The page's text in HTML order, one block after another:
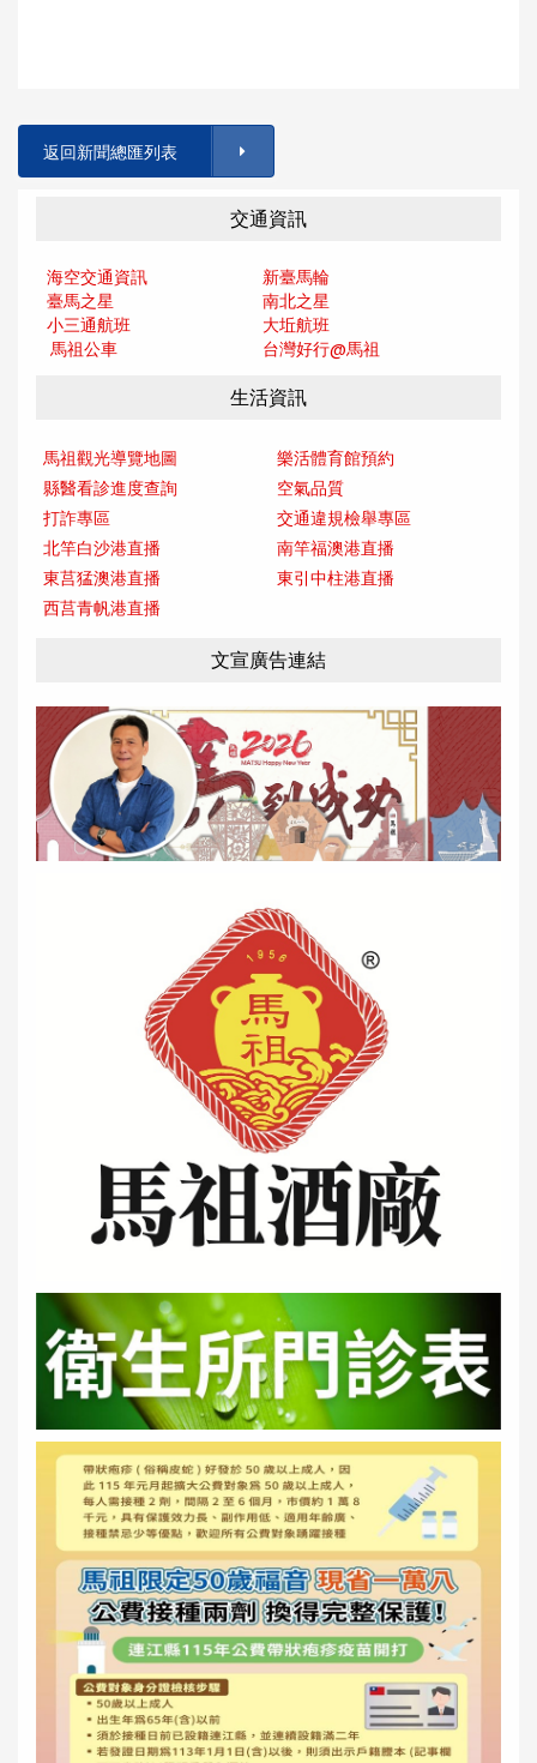
返回新聞總匯列表
交通資訊
海空交通資訊
新臺馬輪
臺馬之星
南北之星
小三通航班
大坵航班
馬祖公車
台灣好行@馬祖
生活資訊
馬祖觀光導覽地圖
樂活體育館預約
縣醫看診進度查詢
空氣品質
打詐專區
交通違規檢舉專區
北竿白沙港直播
南竿福澳港直播
東莒猛澳港直播
東引中柱港直播
西莒青帆港直播
文宣廣告連結